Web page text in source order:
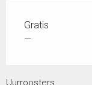
Gratis
—
Uurroosters